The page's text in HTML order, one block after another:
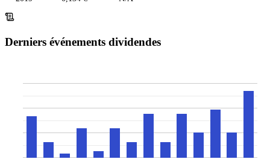
Derniers événements dividendes